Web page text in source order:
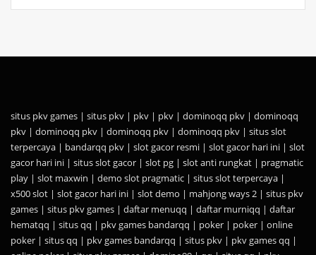
situs pkv games | situs pkv | pkv | pkv | dominoqq pkv | dominoqq
pkv | dominoqq pkv | dominoqq pkv | dominoqq pkv | situs slot
terpercaya | bandarqq pkv | slot gacor resmi | slot gacor hari ini | slot
gacor hari ini | situs slot gacor | slot pg | slot anti rungkat | pragmatic
play | slot maxwin | demo slot pragmatic | situs slot terpercaya |
x500 slot | slot gacor hari ini | slot demo | mahjong ways 2 | situs pkv
games | situs pkv games | daftar menuqq | daftar murniqq | daftar
hematqq | situs qq | pkv games bandarqq | poker | poker | online
poker | situs qq | pkv games bandarqq | situs pkv | pkv games qq |